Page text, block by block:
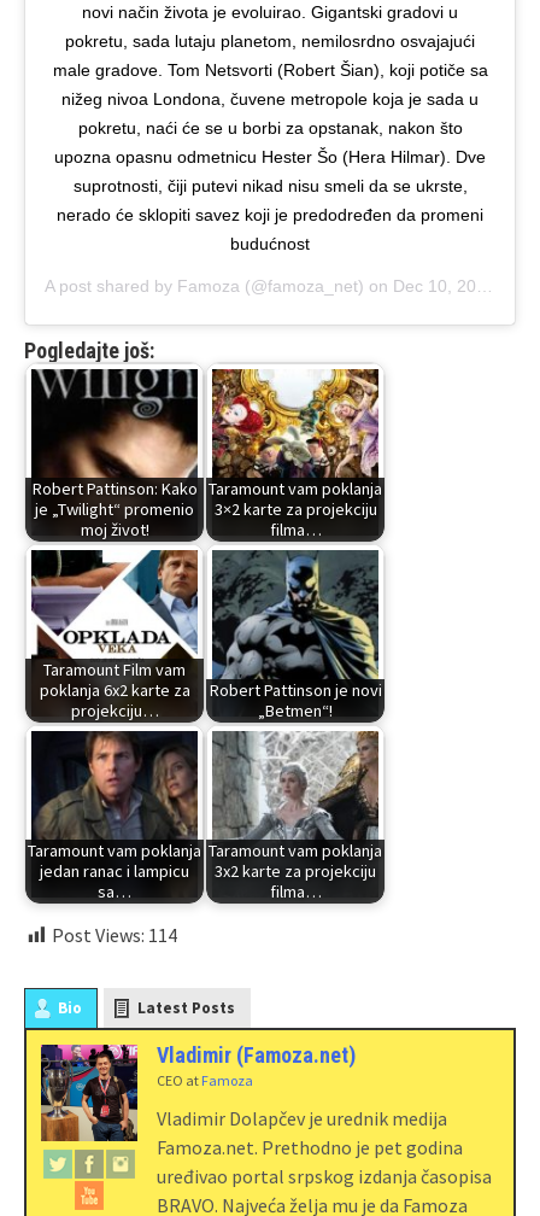
novi način života je evoluirao. Gigantski gradovi u
pokretu, sada lutaju planetom, nemilosrdno osvajajući
male gradove. Tom Netsvorti (Robert Šian), koji potiče sa
nižeg nivoa Londona, čuvene metropole koja je sada u
pokretu, naći će se u borbi za opstanak, nakon što
upozna opasnu odmetnicu Hester Šo (Hera Hilmar). Dve
suprotnosti, čiji putevi nikad nisu smeli da se ukrste,
nerado će sklopiti savez koji je predodređen da promeni
budućnost
A post shared by Famoza (@famoza_net) on Dec 10, 2018 at 5:46am PST
Pogledajte još:
Robert Pattinson: Kako
je „Twilight“ promenio
moj život!
Taramount vam poklanja
3×2 karte za projekciju
filma…
Taramount Film vam
poklanja 6x2 karte za
projekciju…
Robert Pattinson je novi
„Betmen“!
Taramount vam poklanja
jedan ranac i lampicu
sa…
Taramount vam poklanja
3x2 karte za projekciju
filma…
Post Views: 114
Bio Latest Posts
Vladimir (Famoza.net)
CEO at Famoza
Vladimir Dolapčev je urednik medija
Famoza.net. Prethodno je pet godina
uređivao portal srpskog izdanja časopisa
BRAVO. Najveća želja mu je da Famoza